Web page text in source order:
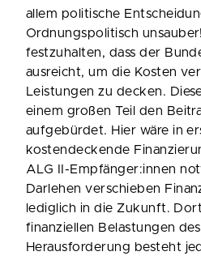
allem politische
Ordnungspolitisch
festzuhalten, dass der
ausreicht, um die Kosten
Leistungen zu decken.
einem großen Teil den
aufgebürdet. Hier wäre in
kostendeckende
ALG II-Empfänger:innen
Darlehen verschieben
lediglich in die Zukunft.
finanziellen Belastungen
Herausforderung besteht